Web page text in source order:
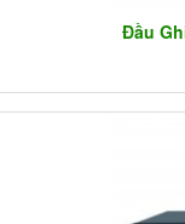
Đầu